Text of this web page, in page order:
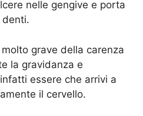
nelle gengive e porta
denti.
molto grave della carenza
la gravidanza e
essere che arrivi a
il cervello.